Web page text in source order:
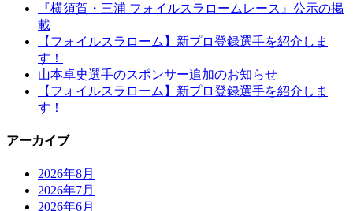
『横須賀・三浦 フォイルスラロームレース』公示の掲
載
【フォイルスラローム】新プロ登録選手を紹介しま
す！
山本卓史選手のスポンサー追加のお知らせ
【フォイルスラローム】新プロ登録選手を紹介しま
す！
アーカイブ
2026年8月
2026年7月
2026年6月